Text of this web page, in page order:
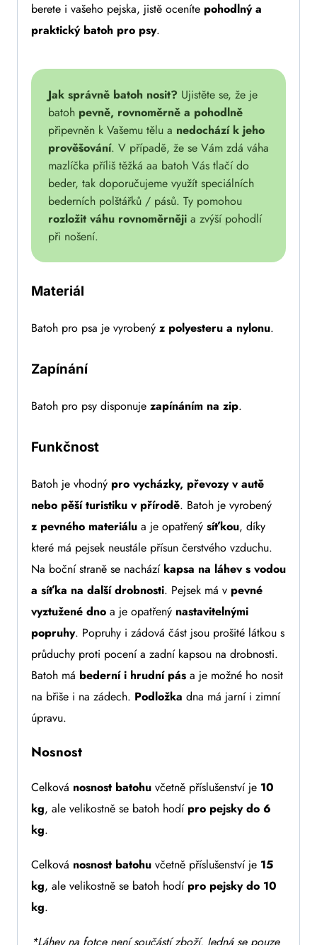
berete i vašeho pejska, jistě oceníte pohodlný a
praktický batoh pro psy.
Jak správně batoh nosit? Ujistěte se, že je
batoh pevně, rovnoměrně a pohodlně
připevněn k Vašemu tělu a nedochází k jeho
prověšování. V případě, že se Vám zdá váha
mazlíčka příliš těžká aa batoh Vás tlačí do
beder, tak doporučujeme využít speciálních
bederních polštářků / pásů. Ty pomohou
rozložit váhu rovnoměrněji a zvýší pohodlí
při nošení.
Materiál
Batoh pro psa je vyrobený z polyesteru a nylonu.
Zapínání
Batoh pro psy disponuje zapínáním na zip.
Funkčnost
Batoh je vhodný pro vycházky, převozy v autě
nebo pěší turistiku v přírodě. Batoh je vyrobený
z pevného materiálu a je opatřený síťkou, díky
které má pejsek neustále přísun čerstvého vzduchu.
Na boční straně se nachází kapsa na láhev s vodou
a síťka na další drobnosti. Pejsek má v pevné
vyztužené dno a je opatřený nastavitelnými
popruhy. Popruhy i zádová část jsou prošité látkou s
průduchy proti pocení a zadní kapsou na drobnosti.
Batoh má bederní i hrudní pás a je možné ho nosit
na břiše i na zádech. Podložka dna má jarní i zimní
úpravu.
Nosnost
Celková nosnost batohu včetně příslušenství je 10
kg, ale velikostně se batoh hodí pro pejsky do 6
kg.
Celková nosnost batohu včetně příslušenství je 15
kg, ale velikostně se batoh hodí pro pejsky do 10
kg.